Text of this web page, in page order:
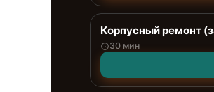
Корпусный ремонт
30 мин